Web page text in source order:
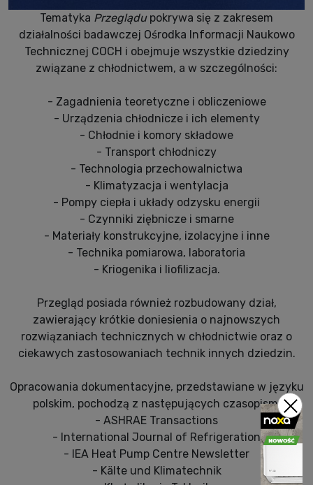
Tematyka Przeglądupokrywa się z zakresem
działalności badawczej Ośrodka Informacji Naukowo
Technicznej COCH i obejmuje wszystkie dziedziny
związane z chłodnictwem, a w szczególności:
- Zagadnienia teoretyczne i obliczeniowe
- Urządzenia chłodnicze i ich elementy
- Chłodnie i komory składowe
- Transport chłodniczy
- Technologia przechowalnictwa
- Klimatyzacja i wentylacja
- Pompy ciepła i układy odzysku energii
- Czynniki ziębnicze i smarne
- Materiały konstrukcyjne, izolacyjne i inne
- Technika pomiarowa, laboratoria
- Kriogenika i liofilizacja.
Przegląd posiada również rozbudowany dział,
zawierający krótkie doniesienia o najnowszych
rozwiązaniach technicznych w chłodnictwie oraz o
ciekawych zastosowaniach technik innych dziedzin.
Opracowania dokumentacyjne, przedstawiane w języku
polskim, pochodzą z następujących czasopism:
- ASHRAE Transactions
- International Journal of Refrigeration
- IEA Heat Pump Centre Newsletter
- Kälte und Klimatechnik